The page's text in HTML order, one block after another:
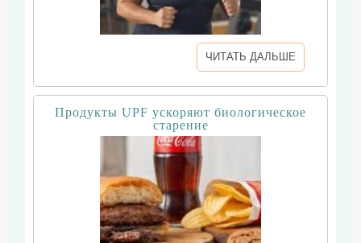
ЧИТАТЬ ДАЛЬШЕ
Продукты UPF ускоряют биологическое
старение